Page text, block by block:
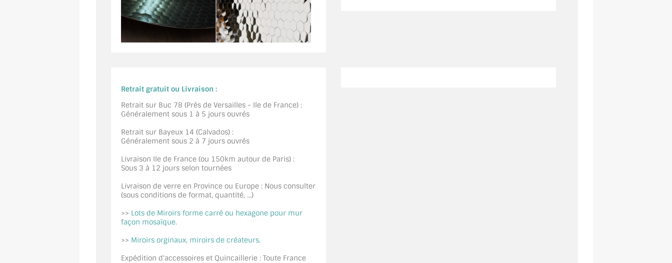
Retrait gratuit ou Livraison :
Retrait sur Buc 78 (Près de Versailles - Ile de France) :
Généralement sous 1 à 5 jours ouvrés
Retrait sur Bayeux 14 (Calvados) :
Généralement sous 2 à 7 jours ouvrés
Livraison Ile de France (ou 150km autour de Paris) :
Sous 3 à 12 jours selon tournées
Livraison de verre en Province ou Europe : Nous consulter
(sous conditions de format, quantité, ...)
>> Lots de Miroirs forme carré ou hexagone pour mur
façon mosaïque.
>> Miroirs orginaux, miroirs de créateurs.
Expédition d'accessoires et Quincaillerie : Toute France